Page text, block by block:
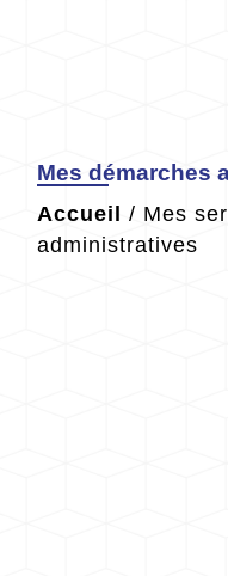
Mes démarches
Accueil / Mes
administratives